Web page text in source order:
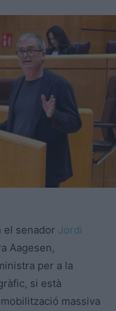
el senador Jordi
Aagesen,
per a la
si està
massiva